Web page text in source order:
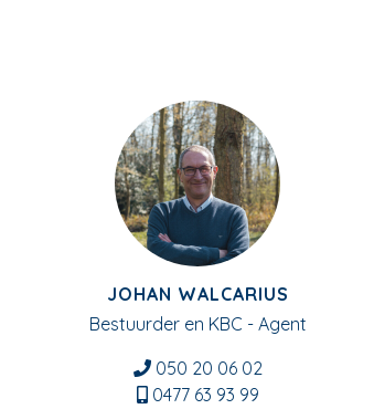
JOHAN WALCARIUS
Bestuurder en KBC - Agent
050 20 06 02
0477 63 93 99